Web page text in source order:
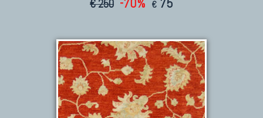
€ 250 -70% € 75